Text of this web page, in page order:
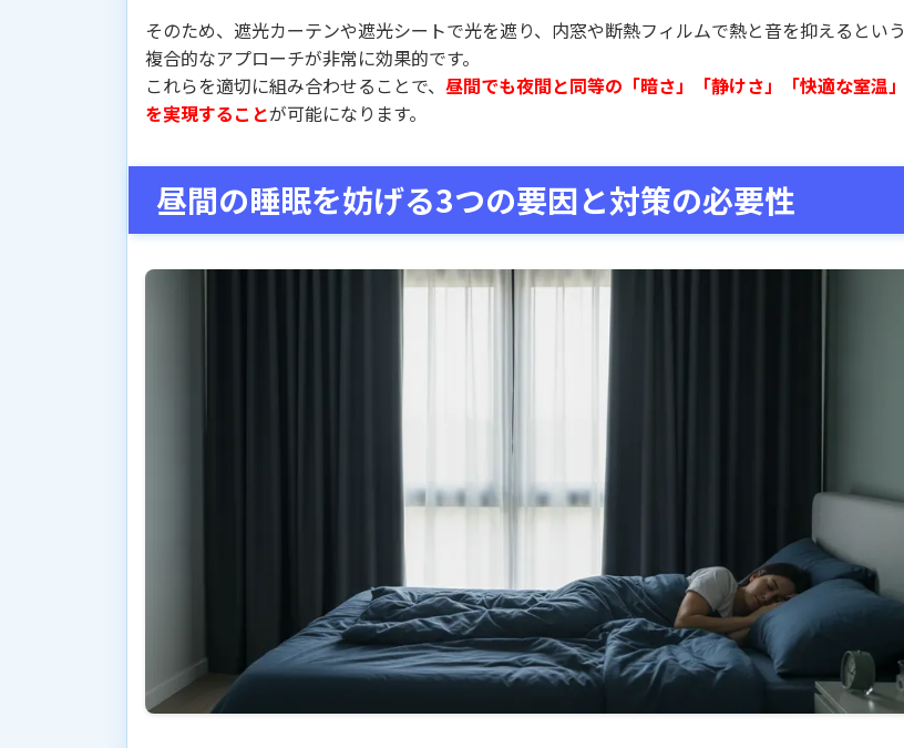
そのため、遮光カーテンや遮光シートで光を遮り、内窓や断熱フィルムで熱と音を抑えるという
複合的なアプローチが非常に効果的です。
これらを適切に組み合わせることで、 昼間でも夜間と同等の「暗さ」「静けさ」「快適な室温」
を実現することが可能になります。
昼間の睡眠を妨げる3つの要因と対策の必要性